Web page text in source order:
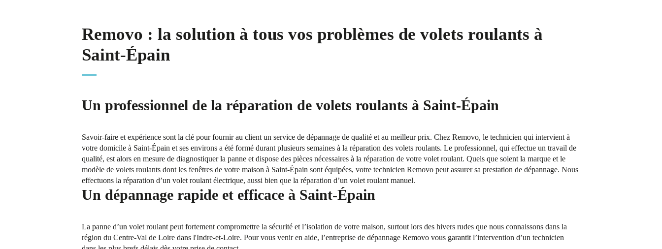
Removo : la solution à tous vos problèmes de volets roulants à
Saint-Épain
Un professionnel de la réparation de volets roulants à Saint-Épain
Savoir-faire et expérience sont la clé pour fournir au client un service de dépannage de qualité et au meilleur prix. Chez Removo, le technicien qui intervient à
votre domicile à Saint-Épain et ses environs a été formé durant plusieurs semaines à la réparation des volets roulants. Le professionnel, qui effectue un travail de
qualité, est alors en mesure de diagnostiquer la panne et dispose des pièces nécessaires à la réparation de votre volet roulant. Quels que soient la marque et le
modèle de volets roulants dont les fenêtres de votre maison à Saint-Épain sont équipées, votre technicien Removo peut assurer sa prestation de dépannage. Nous
effectuons la réparation d’un volet roulant électrique, aussi bien que la réparation d’un volet roulant manuel.
Un dépannage rapide et efficace à Saint-Épain
La panne d’un volet roulant peut fortement compromettre la sécurité et l’isolation de votre maison, surtout lors des hivers rudes que nous connaissons dans la
région du Centre-Val de Loire dans l'Indre-et-Loire. Pour vous venir en aide, l’entreprise de dépannage Removo vous garantit l’intervention d’un technicien